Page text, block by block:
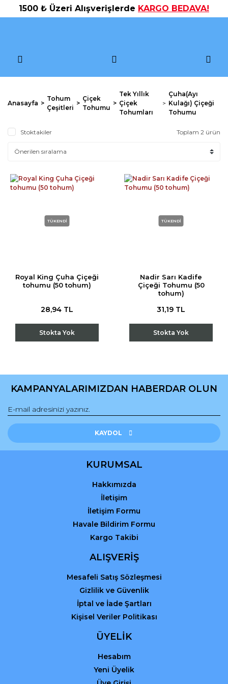
1500 ₺ Üzeri Alışverişlerde KARGO BEDAVA!
Anasayfa
Tohum
Çeşitleri
Çiçek
Tohumu
Tek Yıllık
Çiçek
Tohumları
Çuha(Ayı
Kulağı) Çiçeği
Tohumu
Stoktakiler Toplam 2 ürün
TÜKENDİ
Royal King Çuha Çiçeği
tohumu (50 tohum)
28,94 TL
Stokta Yok
TÜKENDİ
Nadir Sarı Kadife
Çiçeği Tohumu (50
tohum)
31,19 TL
Stokta Yok
KAMPANYALARIMIZDAN HABERDAR OLUN
KAYDOL
KURUMSAL
Hakkımızda
İletişim
İletişim Formu
Havale Bildirim Formu
Kargo Takibi
ALIŞVERİŞ
Mesafeli Satış Sözleşmesi
Gizlilik ve Güvenlik
İptal ve İade Şartları
Kişisel Veriler Politikası
ÜYELİK
Hesabım
Yeni Üyelik